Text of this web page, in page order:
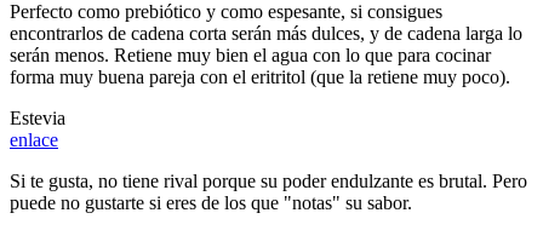
Perfecto como prebiótico y como espesante, si consigues
encontrarlos de cadena corta serán más dulces, y de cadena larga lo
serán menos. Retiene muy bien el agua con lo que para cocinar
forma muy buena pareja con el eritritol (que la retiene muy poco).
Estevia
enlace
Si te gusta, no tiene rival porque su poder endulzante es brutal. Pero
puede no gustarte si eres de los que "notas" su sabor.